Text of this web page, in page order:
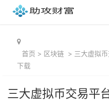
首页 > 区块链 > 三大虚拟
下载
三大虚拟币交易平